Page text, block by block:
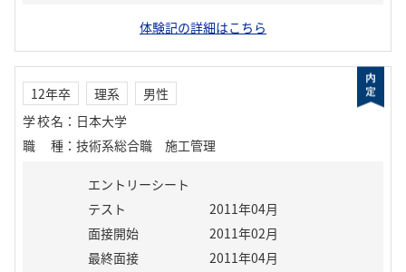
体験記の詳細はこちら
12年卒 理系
男性
学校名 ： 日本大学
職種 ： 技術系総合職 施工管理
エントリーシート
テスト
2011年04月
面接開始
2011年02月
最終面接
2011年04月